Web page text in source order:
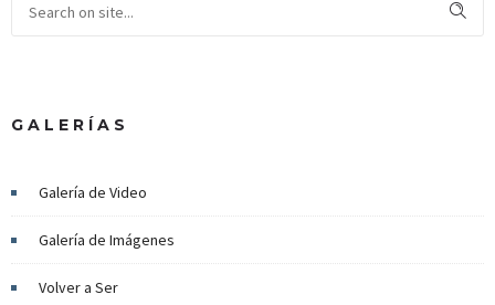
GALERÍAS
Galería de Video
Galería de Imágenes
Volver a Ser